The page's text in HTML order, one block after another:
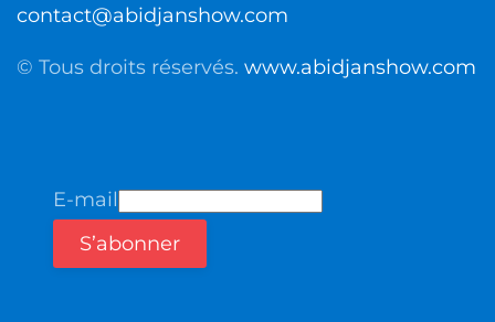
contact@abidjanshow.com
© Tous droits réservés. www.abidjanshow.com
E-mail
S’abonner